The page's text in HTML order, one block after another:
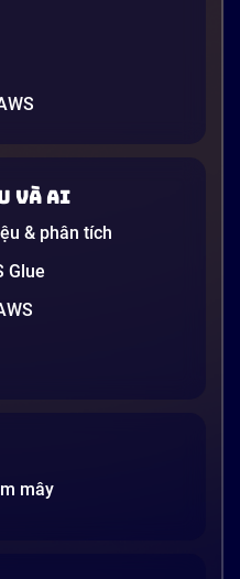
thích đơn giản
nghiệp Việt
thuật ngữ “Generative
phần lớn lời giải thích
kỹ sư, không phải cho
và AI
& phân tích
Glue
mây